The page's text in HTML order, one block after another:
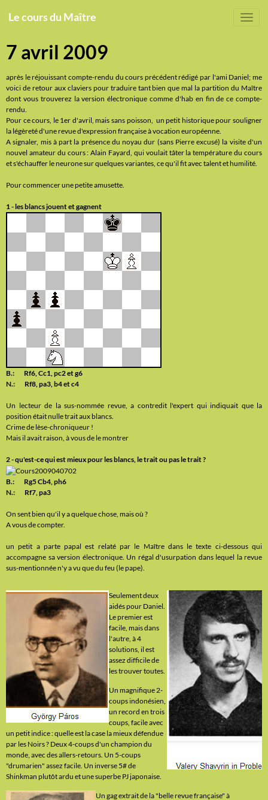
Le cours du Maître
7 avril 2009
après le réjouissant compte-rendu du cours précédent rédigé par l'ami Daniel; me
voici de retour aux claviers pour traduire tant bien que mal la partition du Maître
dont vous trouverez la version électronique comme d'hab en fin de ce compte-
rendu.
Pour ce cours, le 1er d'avril, mais sans poisson, un petit historique pour souligner
la légèreté d'une revue d'expression française à vocation européenne.
A signaler, mis à part la présence du noyau dur (sans Pierre excusé) la visite d'un
nouvel amateur du cours : Alain Fayard, qui voulait tâter la température du cours
et s'échauffer le neurone sur quelques variantes, ce qu'il fit avec talent et humilité.
Pour commencer une petite amusette.
1 - les blancs jouent et gagnent
B.: Rf6, Cc1, pc2 et g6
N.: Rf8, pa3, b4 et c4
Un lecteur de la sus-nommée revue, a contredit l'expert qui indiquait que la
position était nulle trait aux blancs.
Crime de lèse-chroniqueur !
Mais il avait raison, à vous de le montrer
2 - qu'est-ce qui est mieux pour les blancs, le trait ou pas le trait ?
B.: Rg5 Cb4, ph6
N.: Rf7, pa3
On sent bien qu'il y a quelque chose, mais où ?
A vous de compter.
un petit a parte papal est relaté par le Maître dans le texte ci-dessous qui
accompagne sa version électronique. Un régal d'usurpation dans lequel la revue
sus-mentionnée n'y a vu que du feu (le pape).
Seulement deux
aidés pour Daniel.
Le premier est
facile, mais dans
l'autre, à 4
solutions, il est
assez difficile de
les trouver toutes.
Un magnifique 2-
coups indonésien,
un record en trois
coups, facile avec
un petit indice : quelle est la case la mieux défendue
par les Noirs ? Deux 4-coups d'un champion du
monde, avec des allers-retours. Un 5-coups
"drumarien" assez facile. Un inverse 5# de
Shinkman plutôt ardu et une superbe PJ japonaise.
Un gag extrait de la "belle revue française" à